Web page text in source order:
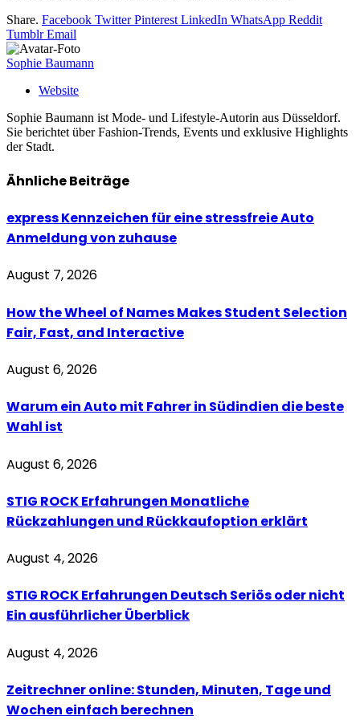
Share. Facebook Twitter Pinterest LinkedIn WhatsApp Reddit
Tumblr Email
Sophie Baumann
Website
Sophie Baumann ist Mode- und Lifestyle-Autorin aus Düsseldorf.
Sie berichtet über Fashion-Trends, Events und exklusive Highlights
der Stadt.
ÄhnlicheBeiträge
express Kennzeichen für eine stressfreie Auto
Anmeldung von zuhause
August 7, 2026
How the Wheel of Names Makes Student Selection
Fair, Fast, and Interactive
August 6, 2026
Warum ein Auto mit Fahrer in Südindien die beste
Wahl ist
August 6, 2026
STIG ROCK Erfahrungen Monatliche
Rückzahlungen und Rückkaufoption erklärt
August 4, 2026
STIG ROCK Erfahrungen Deutsch Seriös oder nicht
Ein ausführlicher Überblick
August 4, 2026
Zeitrechner online: Stunden, Minuten, Tage und
Wochen einfach berechnen